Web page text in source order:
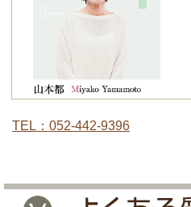
TEL：052-442-9396